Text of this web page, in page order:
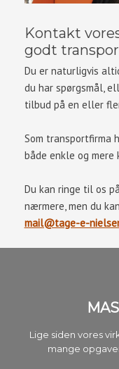
Kontakt
godt
Du er naturligvis
du har spørgsmål,
tilbud på en eller
Som transportfirma
både enkle og
Du kan ringe til os
nærmere, men du
mail@tage-e-
​Lige siden vores
mange